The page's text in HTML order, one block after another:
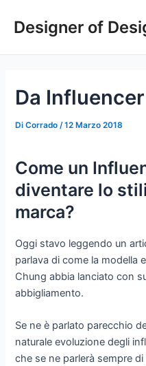
Designer of
Da
DiCorrado /12 Marzo 2018
Come un
diventare lo
marca?
Oggi stavo leggendo un
parlava di come la modella
Chung abbia lanciato con
abbigliamento.
Se ne è parlato parecchio
naturale evoluzione degli
che se ne parlerà sempre
articoli